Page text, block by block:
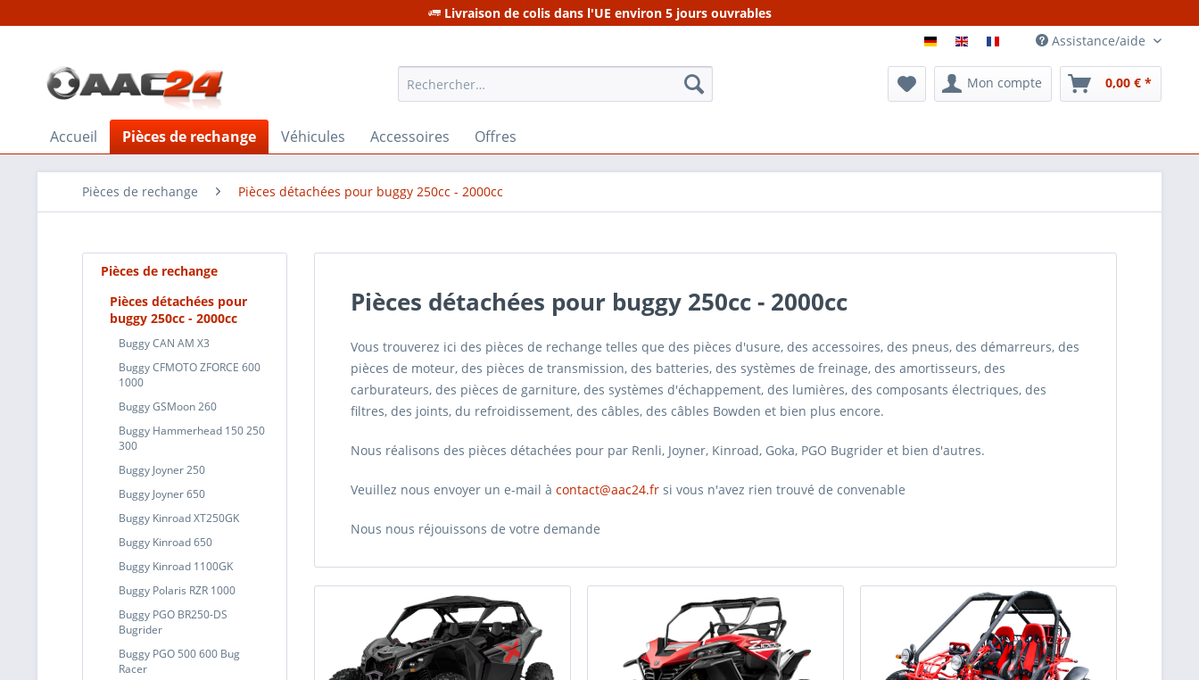
Livraison de colis dans l'UE environ 5 jours ouvrables
Assistance/aide
Mon compte 0,00 € *
Accueil Pièces de rechange Véhicules Accessoires Offres
Pièces de rechange Pièces détachées pour buggy 250cc - 2000cc
Pièces de rechange
Pièces détachées pour
buggy 250cc - 2000cc
Buggy CAN AM X3
Buggy CFMOTO ZFORCE 600
1000
Buggy GSMoon 260
Buggy Hammerhead 150 250
300
Buggy Joyner 250
Buggy Joyner 650
Buggy Kinroad XT250GK
Buggy Kinroad 650
Buggy Kinroad 1100GK
Buggy Polaris RZR 1000
Buggy PGO BR250-DS
Bugrider
Buggy PGO 500 600 Bug
Racer
Pièces détachées pour buggy 250cc - 2000cc
Vous trouverez ici des pièces de rechange telles que des pièces d'usure, des accessoires, des pneus, des démarreurs, des
pièces de moteur, des pièces de transmission, des batteries, des systèmes de freinage, des amortisseurs, des
carburateurs, des pièces de garniture, des systèmes d'échappement, des lumières, des composants électriques, des
filtres, des joints, du refroidissement, des câbles, des câbles Bowden et bien plus encore.
Nous réalisons des pièces détachées pour par Renli, Joyner, Kinroad, Goka, PGO Bugrider et bien d'autres.
Veuillez nous envoyer un e-mail à contact@aac24.fr si vous n'avez rien trouvé de convenable
Nous nous réjouissons de votre demande